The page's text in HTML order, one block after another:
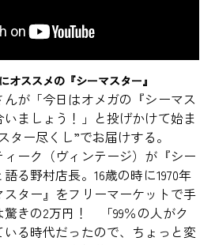
オススメの『シーマスター』
が「今日はオメガの『シーマス
ましょう！」と投げかけて始ま
ター尽くし”でお届けする。
ィーク（ヴィンテージ）が『シー
る野村店長。16歳の時に1970年
ター』をフリーマーケットで手
驚きの2万円！ 「99％の人がク
る時代だったので、ちょっと変